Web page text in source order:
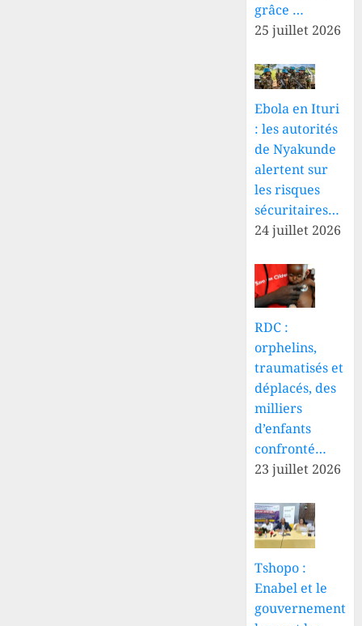
grâce …
25 juillet 2026
Ebola en Ituri
: les autorités
de Nyakunde
alertent sur
les risques
sécuritaires…
24 juillet 2026
RDC :
orphelins,
traumatisés et
déplacés, des
milliers
d’enfants
confronté…
23 juillet 2026
Tshopo :
Enabel et le
gouvernement